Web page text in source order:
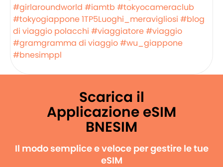
#girlaroundworld #iamtb #tokyocameraclub
#tokyogiappone1TP5Luoghi_meravigliosi #blog
di viaggio polacchi #viaggiatore#viaggio
#gramgramma di viaggio#wu_giappone
#bnesimppl
Scarica il
Applicazione eSIM
BNESIM
Il modo semplice e veloce per gestire le tue
eSIM